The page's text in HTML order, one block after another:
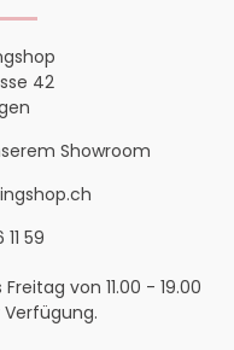
42
Showroom
59
von 11.00 - 19.00
Verfügung.